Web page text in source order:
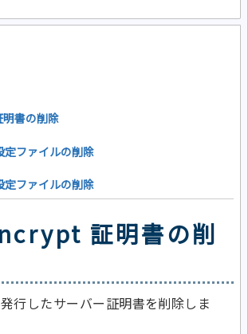
書の削除
定ファイルの削除
定ファイルの削除
証明書の削
行したサーバー証明書を削除しま